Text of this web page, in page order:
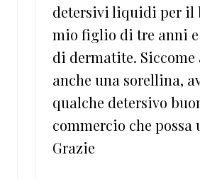
detersivi liquidi per il
mio figlio di tre anni e
di dermatite. Siccome
anche una sorellina,
qualche detersivo
commercio che possa
Grazie